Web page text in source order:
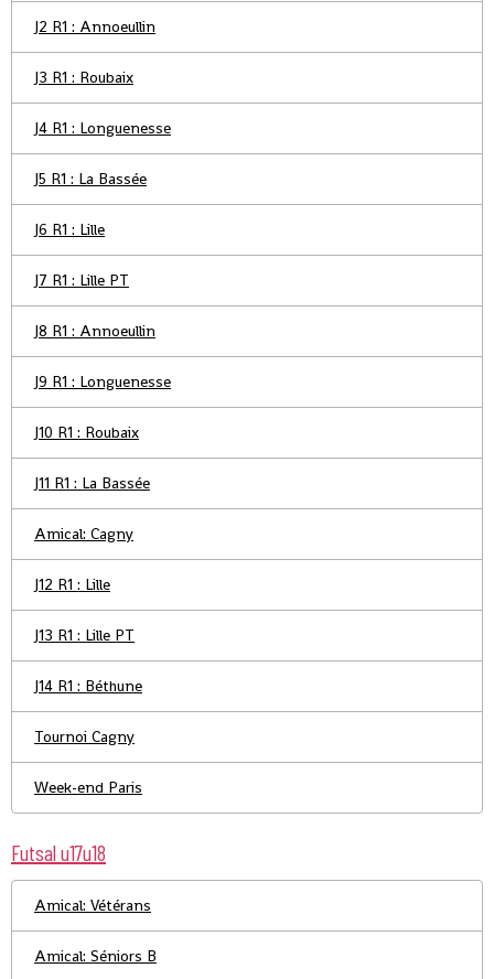
J2 R1 : Annoeullin
J3 R1 : Roubaix
J4 R1 : Longuenesse
J5 R1 : La Bassée
J6 R1 : Lille
J7 R1 : Lille PT
J8 R1 : Annoeullin
J9 R1 : Longuenesse
J10 R1 : Roubaix
J11 R1 : La Bassée
Amical: Cagny
J12 R1 : Lille
J13 R1 : Lille PT
J14 R1 : Béthune
Tournoi Cagny
Week-end Paris
Futsal u17u18
Amical: Vétérans
Amical: Séniors B